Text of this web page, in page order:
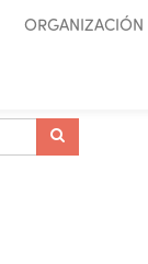
ORGANIZACIÓN